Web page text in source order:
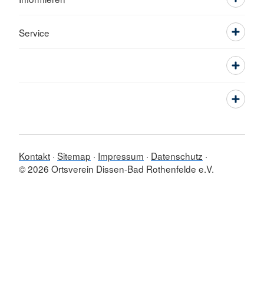
Service
Kontakt Sitemap Impressum
Datenschutz
© 2026 Ortsverein Dissen-Bad Rothenfelde e.V.